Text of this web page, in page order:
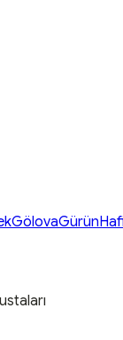
GölovaGürün